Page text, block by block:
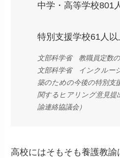
中学・高等学校801
特別支援学校61人以
文部科学省 教職員定数
文部科学省 インクルー
築のための今後の特別支
関するヒアリング意見提
諭連絡協議会）
高校にはそもそも養護教諭